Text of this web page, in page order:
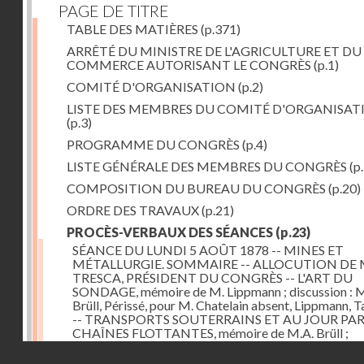
PAGE DE TITRE
TABLE DES MATIÈRES (p.371)
ARRÊTÉ DU MINISTRE DE L'AGRICULTURE ET DU
COMMERCE AUTORISANT LE CONGRÈS (p.1)
COMITÉ D'ORGANISATION (p.2)
LISTE DES MEMBRES DU COMITÉ
(p.3)
PROGRAMME DU CONGRÈS (p.4)
LISTE GÉNÉRALE DES MEMBRES DU CONGRÈS
COMPOSITION DU BUREAU DU CONGRÈS (p.20)
ORDRE DES TRAVAUX(p.21)
PROCÈS-VERBAUX DES SÉANCES (p.23)
SÉANCE DU LUNDI 5 AOÛT 1878 -- MINES ET
MÉTALLURGIE. SOMMAIRE -- ALLOCUTION DE
TRESCA, PRÉSIDENT DU CONGRÈS -- L'ART DU
SONDAGE, mémoire de M. Lippmann ; discussion :
Brüll, Périssé, pour M. Chatelain absent, Lippmann,
-- TRANSPORTS SOUTERRAINS ET AU JOUR PAR
CHAÎNES FLOTTANTES, mémoire de M.A. Brüll ;
observations de M. Mékarsky(p.23)